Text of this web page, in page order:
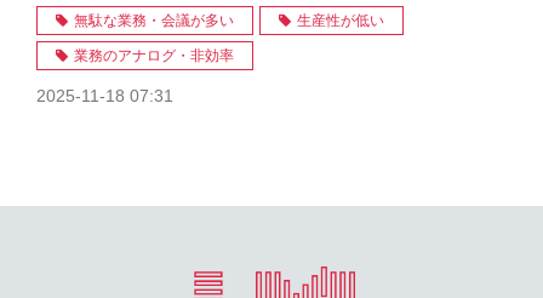
無駄な業務・会議が多い 生産性が低い
業務のアナログ・非効率
2025-11-18 07:31